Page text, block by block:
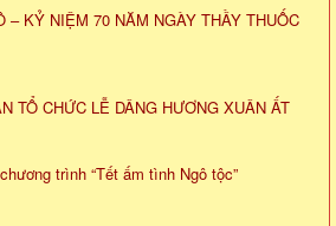
– KỶ NIỆM 70 NĂM NGÀY THẦY THUỐC
TỔ CHỨC LỄ DÂNG HƯƠNG XUÂN ẤT
trình “Tết ấm tình Ngô tộc”